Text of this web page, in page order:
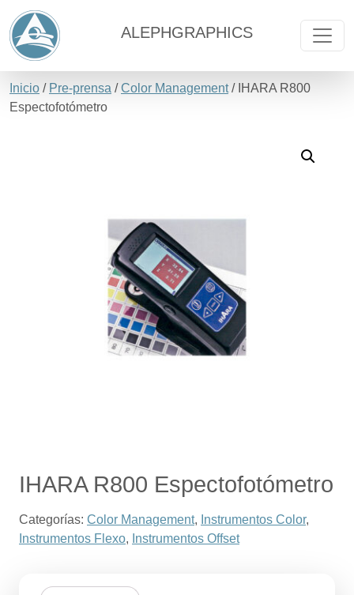
ALEPHGRAPHICS
Inicio / Pre-prensa /Color Management/ IHARA R800
Espectofotómetro
IHARA R800 Espectofotómetro
Categorías: Color Management, Instrumentos Color,
Instrumentos Flexo, Instrumentos Offset